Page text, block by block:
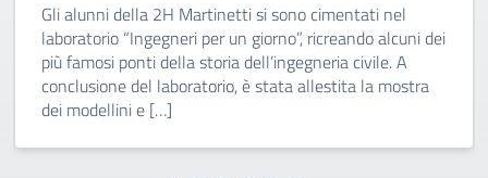
Gli alunni della 2H Martinetti si sono cimentati nel
laboratorio “Ingegneri per un giorno”, ricreando alcuni dei
più famosi ponti della storia dell’ingegneria civile. A
conclusione del laboratorio, è stata allestita la mostra
dei modellini e […]